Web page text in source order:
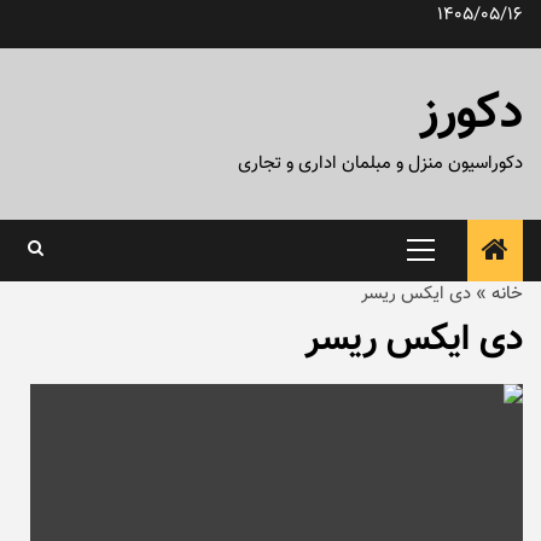
پرش1405/05/16
دکورز
دکوراسیون منزل و مبلمان اداری و تجاری
منوی
اصلی
خانه » دی ایکس ریسر
دی ایکس ریسر